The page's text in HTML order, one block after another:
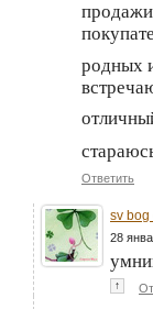
продажи
родных
Ответить
sv bog
28
↑